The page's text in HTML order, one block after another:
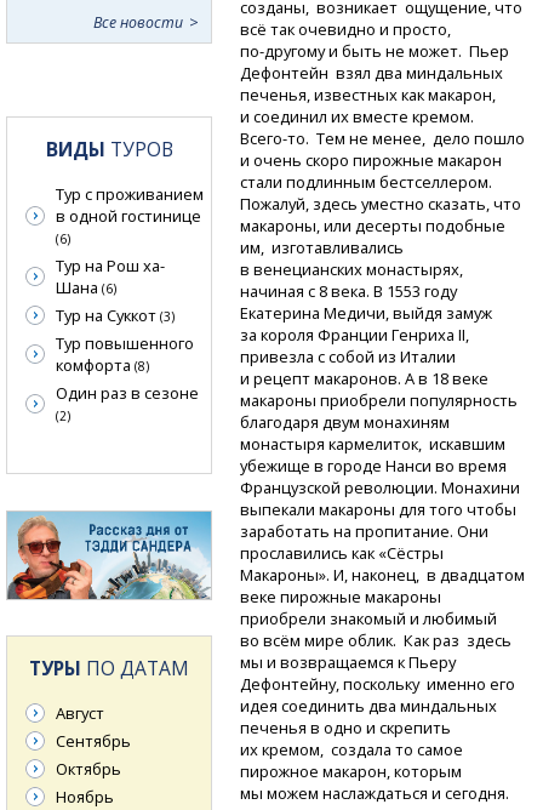
созданы, возникает ощущение, что
всё так очевидно и просто,
по-другомуи быть не может. Пьер
Дефонтейн взял два миндальных
печенья, известных как макарон,
и соединил их вместе кремом.
Всего-то. Тем не менее, дело пошло
и очень скоро пирожные макарон
стали подлинным бестселлером.
Пожалуй, здесь уместно сказать, что
макароны, или десерты подобные
им, изготавливались
в венецианских монастырях,
начиная с 8 века. В 1553 году
Екатерина Медичи, выйдя замуж
за короля Франции Генриха II,
привезла с собой из Италии
и рецепт макаронов. А в 18 веке
макароны приобрели популярность
благодаря двум монахиням
монастыря кармелиток, искавшим
убежище в городе Нанси во время
Французской революции. Монахини
выпекали макароны для того чтобы
заработать на пропитание. Они
прославились как «Сёстры
Макароны». И, наконец, в двадцатом
веке пирожные макароны
приобрели знакомый и любимый
во всём мире облик. Как раз здесь
мы и возвращаемся к Пьеру
Дефонтейну, поскольку именно его
идея соединить два миндальных
печенья в одно и скрепить
их кремом, создала то самое
пирожное макарон, которым
мы можем наслаждаться и сегодня.
Все новости
ВИДЫ ТУРОВ
Тур с проживанием
в одной гостинице
(6)
Тур на Рош ха-
Шана (6)
Тур на Суккот (3)
Тур повышенного
комфорта (8)
Один раз в сезоне
(2)
ТУРЫ ПО ДАТАМ
Август
Сентябрь
Октябрь
Ноябрь